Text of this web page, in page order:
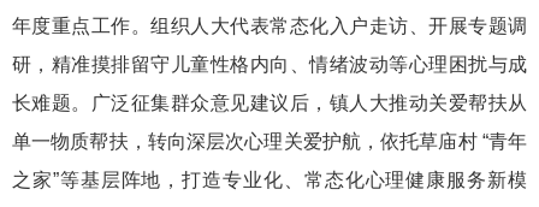
年度重点工作。组织人大代表常态化入户走访、开展专题调
研，精准摸排留守儿童性格内向、情绪波动等心理困扰与成
长难题。广泛征集群众意见建议后，镇人大推动关爱帮扶从
单一物质帮扶，转向深层次心理关爱护航，依托草庙村 “青年
之家”等基层阵地，打造专业化、常态化心理健康服务新模